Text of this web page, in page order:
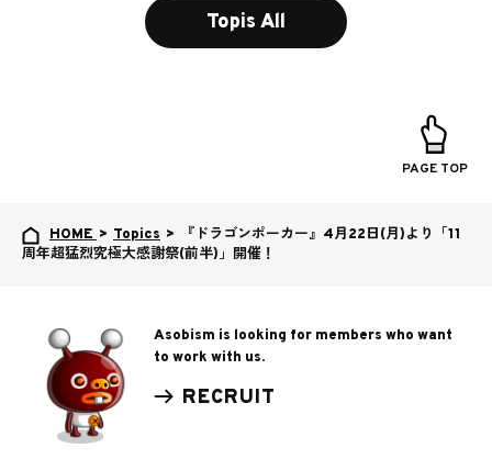
Topis All
PAGE TOP
HOME > Topics >
『ドラゴンポーカー』4月22日(月)より「11
周年超猛烈究極大感謝祭(前半)」開催！
Asobism is looking for members who want
to work with us.
RECRUIT